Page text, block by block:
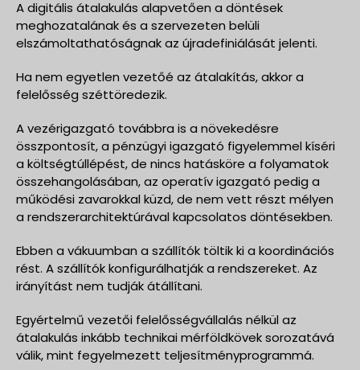
A digitális átalakulás alapvetően a döntések
meghozatalának és a szervezeten belüli
elszámoltathatóságnak az újradefiniálását jelenti.
Ha nem egyetlen vezetőé az átalakítás, akkor a
felelősség széttöredezik.
A vezérigazgató továbbra is a növekedésre
összpontosít, a pénzügyi igazgató figyelemmel kíséri
a költségtúllépést, de nincs hatásköre a folyamatok
összehangolásában, az operatív igazgató pedig a
működési zavarokkal küzd, de nem vett részt mélyen
a rendszerarchitektúrával kapcsolatos döntésekben.
Ebben a vákuumban a szállítók töltik ki a koordinációs
rést. A szállítók konfigurálhatják a rendszereket. Az
irányítást nem tudják átállítani.
Egyértelmű vezetői felelősségvállalás nélkül az
átalakulás inkább technikai mérföldkövek sorozatává
válik, mint fegyelmezett teljesítményprogrammá.